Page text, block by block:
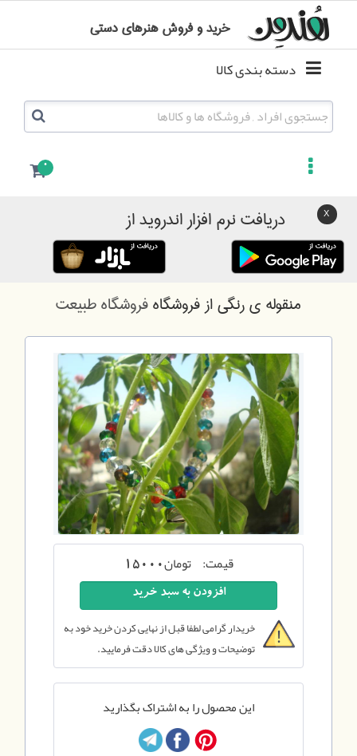
0
خرید و فروش هنرهای دستی
دریافت نرم افزار اندروید از
منقوله ی رنگیاز فروشگاهفروشگاه طبیعت
قیمت: تومان15000
خریدار گرامی لطفا قبل از نهایی کردن خرید خود به
توضیحات و ویژگی های کالا دقت فرمایید.
این محصول را به اشتراک بگذارید